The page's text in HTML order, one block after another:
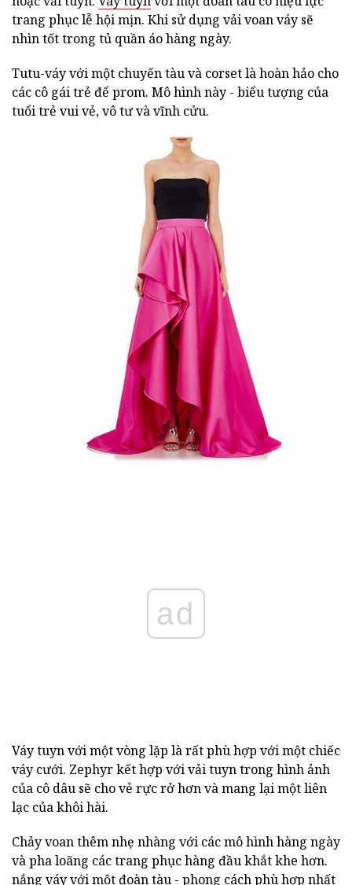
trang phục lễ hội mịn. Khi sử dụng vải voan váy sẽ
nhìn tốt trong tủ quần áo hàng ngày.
Tutu-váy với một chuyến tàu và corset là hoàn hảo cho
các cô gái trẻ để prom. Mô hình này - biểu tượng của
tuổi trẻ vui vẻ, vô tư và vĩnh cửu.
ad
Váy tuyn với một vòng lặp là rất phù hợp với một chiếc
váy cưới. Zephyr kết hợp với vải tuyn trong hình ảnh
của cô dâu sẽ cho vẻ rực rở hơn và mang lại một liên
lạc của khôi hài.
Chảy voan thêm nhẹ nhàng với các mô hình hàng ngày
và pha loãng các trang phục hàng đầu khắt khe hơn.
nắng váy với một đoàn tàu - phong cách phù hợp nhất